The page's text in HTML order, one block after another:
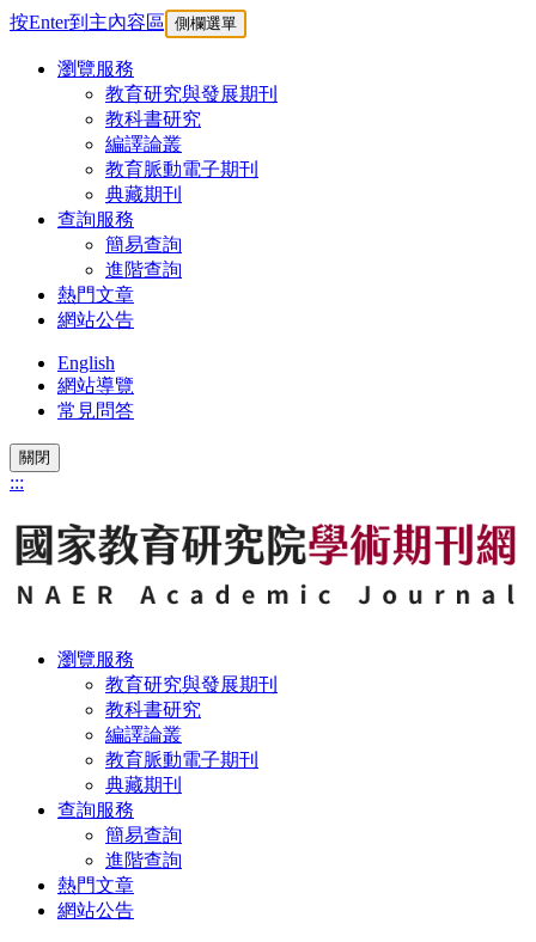
按Enter到主內容區 側欄選單
瀏覽服務
教育研究與發展期刊
教科書研究
編譯論叢
教育脈動電子期刊
典藏期刊
查詢服務
簡易查詢
進階查詢
熱門文章
網站公告
English
網站導覽
常見問答
關閉
:::
瀏覽服務
教育研究與發展期刊
教科書研究
編譯論叢
教育脈動電子期刊
典藏期刊
查詢服務
簡易查詢
進階查詢
熱門文章
網站公告